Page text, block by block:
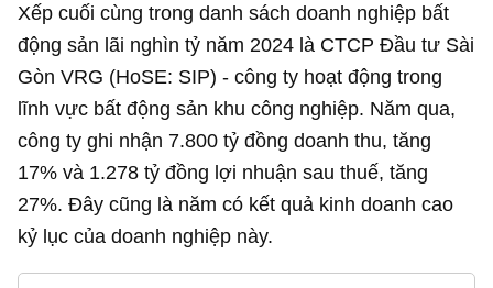
Xếp cuối cùng trong danh sách doanh nghiệp bất
động sản lãi nghìn tỷ năm 2024 là CTCP Đầu tư Sài
Gòn VRG (HoSE: SIP) - công ty hoạt động trong
lĩnh vực bất động sản khu công nghiệp. Năm qua,
công ty ghi nhận 7.800 tỷ đồng doanh thu, tăng
17% và 1.278 tỷ đồng lợi nhuận sau thuế, tăng
27%. Đây cũng là năm có kết quả kinh doanh cao
kỷ lục của doanh nghiệp này.